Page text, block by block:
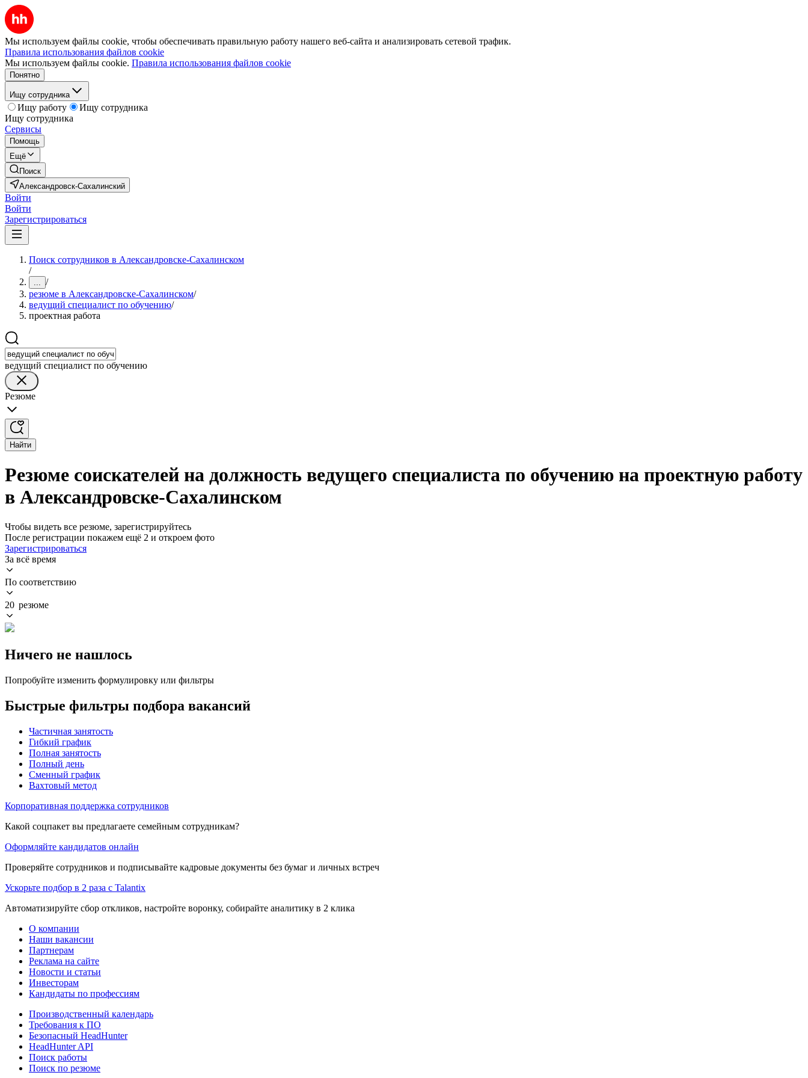
Мы используем файлы cookie, чтобы обеспечивать правильную работу нашего веб-сайта и анализировать сетевой трафик.
Правила использования файлов cookie
Мы используем файлы cookie. Правила использования файлов cookie
Понятно
Ищу сотрудника
Ищу работу
Ищу сотрудника
Ищу сотрудника
Сервисы
Помощь
Ещё
Поиск
Александровск-Сахалинский
Войти
Войти
Зарегистрироваться
Поиск сотрудников в Александровске-Сахалинском
/
... /
резюме в Александровске-Сахалинском/
ведущий специалист по обучению/
проектная работа
ведущий специалист по обучению
Резюме
Найти
Резюме соискателей на должность ведущего специалиста по обучению на проектную работу
в Александровске-Сахалинском
Чтобы видеть все резюме, зарегистрируйтесь
После регистрации покажем ещё 2 и откроем фото
Зарегистрироваться
За всё время
По соответствию
20 резюме
Ничего не нашлось
Попробуйте изменить формулировку или фильтры
Быстрые фильтры подбора вакансий
Частичная занятость
Гибкий график
Полная занятость
Полный день
Сменный график
Вахтовый метод
Корпоративная поддержка сотрудников
Какой соцпакет вы предлагаете семейным сотрудникам?
Оформляйте кандидатов онлайн
Проверяйте сотрудников и подписывайте кадровые документы без бумаг и личных встреч
Ускорьте подбор в 2 раза с Talantix
Автоматизируйте сбор откликов, настройте воронку, собирайте аналитику в 2 клика
О компании
Наши вакансии
Партнерам
Реклама на сайте
Новости и статьи
Инвесторам
Кандидаты по профессиям
Производственный календарь
Требования к ПО
Безопасный HeadHunter
HeadHunter API
Поиск работы
Поиск по резюме